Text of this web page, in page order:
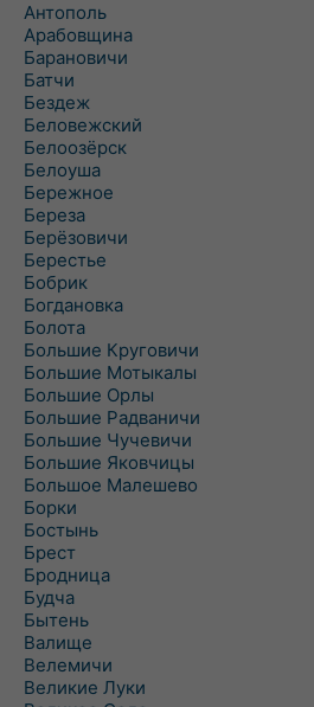
Антополь
Арабовщина
Барановичи
Батчи
Бездеж
Беловежский
Белоозёрск
Белоуша
Бережное
Береза
Берёзовичи
Берестье
Бобрик
Богдановка
Болота
Большие Круговичи
Большие Мотыкалы
Большие Орлы
Большие Радваничи
Большие Чучевичи
Большие Яковчицы
Большое Малешево
Борки
Бостынь
Брест
Бродница
Будча
Бытень
Валище
Велемичи
Великие Луки